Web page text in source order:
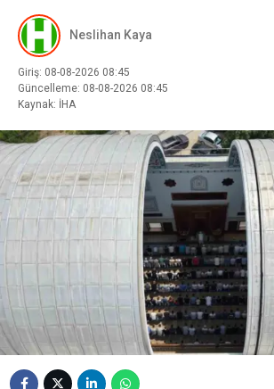
Neslihan Kaya
Giriş: 08-08-2026 08:45
Güncelleme: 08-08-2026 08:45
Kaynak: İHA